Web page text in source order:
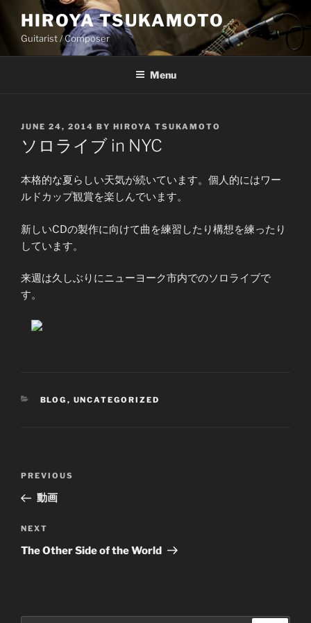
content
HIROYA TSUKAMOTO
Guitarist / Composer
Menu
POSTED
JUNE 24, 2014 BY HIROYA TSUKAMOTO
ソロライブ in NYC
本格的な夏らしい天気が続いています。個人的にはワー
ルドカップ観賞を楽しんでいます。
新しいCDの製作に向けて曲を練習したり構想を練ったり
しています。
来週は久しぶりにニューヨーク市内でのソロライブで
す。
CATEGORIES
BLOG , UNCATEGORIZED
Previous
Post
PREVIOUS
動画
Next
Post
NEXT
The Other Side of the World